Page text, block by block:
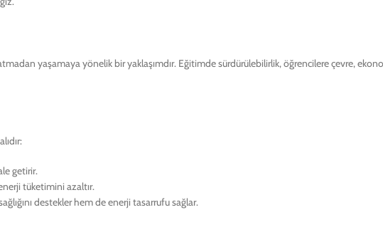
yaşamaya yönelik bir yaklaşımdır. Eğitimde sürdürülebilirlik, öğrencilere çevre,
getirir.
tüketimini azaltır.
destekler hem de enerji tasarrufu sağlar.